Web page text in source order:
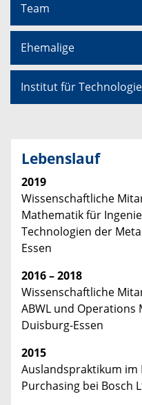
Team
Ehemalige
Institut für
Lebenslauf
2019
Wissenschaftliche
Mathematik für
Technologien der
Essen
2016 – 2018
Wissenschaftliche
ABWL und
Duisburg-Essen
2015
Auslandspraktikum im
Purchasing bei Bosch